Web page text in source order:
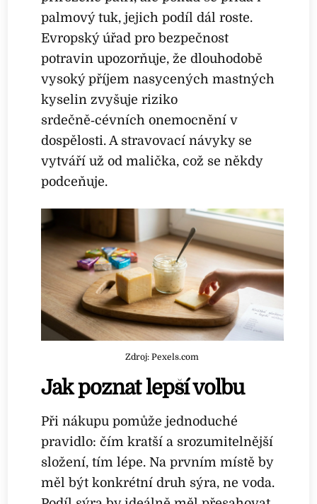
palmový tuk, jejich podíl dál roste.
Evropský úřad pro bezpečnost
potravin upozorňuje, že dlouhodobě
vysoký příjem nasycených mastných
kyselin zvyšuje riziko
srdečně‑cévních onemocnění v
dospělosti. A stravovací návyky se
vytváří už od malička, což se někdy
podceňuje.
Zdroj: Pexels.com
Jak poznat lepší volbu
Při nákupu pomůže jednoduché
pravidlo: čím kratší a srozumitelnější
složení, tím lépe. Na prvním místě by
měl být konkrétní druh sýra, ne voda.